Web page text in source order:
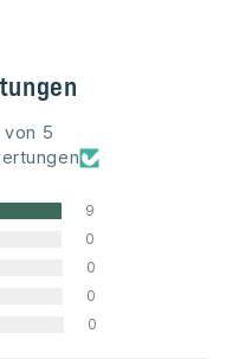
von 5
9
0
0
0
0